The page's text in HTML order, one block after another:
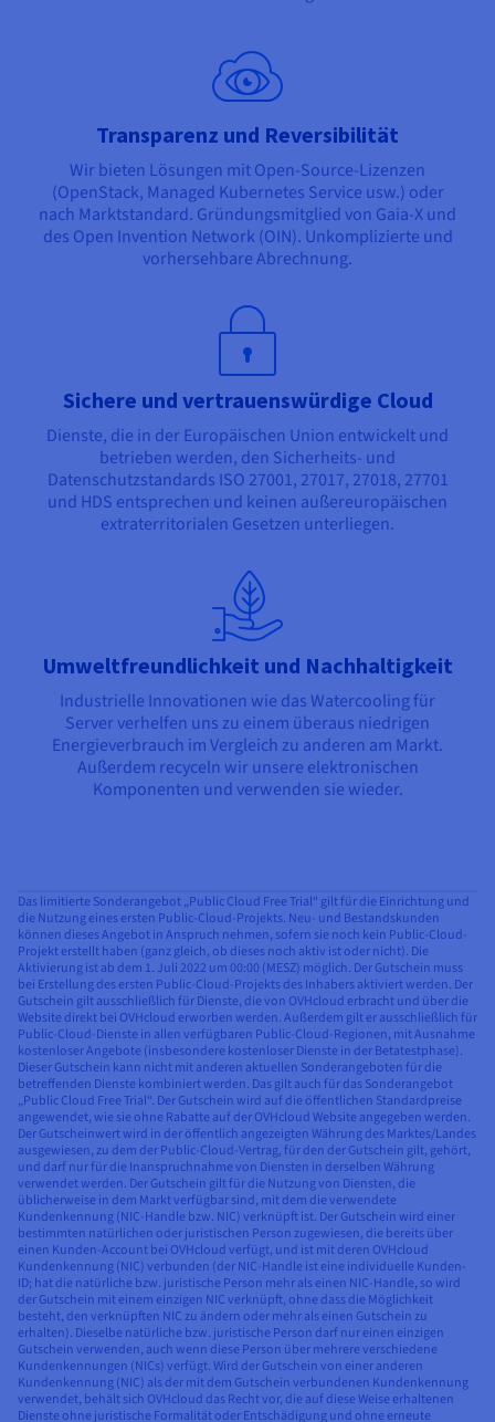
Transparenz und Reversibilität
Wir bieten Lösungen mit Open-Source-Lizenzen
(OpenStack, Managed Kubernetes Service usw.) oder
nach Marktstandard. Gründungsmitglied von Gaia-X und
des Open Invention Network (OIN). Unkomplizierte und
vorhersehbare Abrechnung.
Sichere und vertrauenswürdige Cloud
Dienste, die in der Europäischen Union entwickelt und
betrieben werden, den Sicherheits- und
Datenschutzstandards ISO 27001, 27017, 27018, 27701
und HDS entsprechen und keinen außereuropäischen
extraterritorialen Gesetzen unterliegen.
Umweltfreundlichkeit und Nachhaltigkeit
Industrielle Innovationen wie das Watercooling für
Server verhelfen uns zu einem überaus niedrigen
Energieverbrauch im Vergleich zu anderen am Markt.
Außerdem recyceln wir unsere elektronischen
Komponenten und verwenden sie wieder.
Das limitierte Sonderangebot „Public Cloud Free Trial“ gilt für die Einrichtung und
die Nutzung eines ersten Public-Cloud-Projekts. Neu- und Bestandskunden
können dieses Angebot in Anspruch nehmen, sofern sie noch kein Public-Cloud-
Projekt erstellt haben (ganz gleich, ob dieses noch aktiv ist oder nicht). Die
Aktivierung ist ab dem 1. Juli 2022 um 00:00 (MESZ) möglich. Der Gutschein muss
bei Erstellung des ersten Public-Cloud-Projekts des Inhabers aktiviert werden. Der
Gutschein gilt ausschließlich für Dienste, die von OVHcloud erbracht und über die
Website direkt bei OVHcloud erworben werden. Außerdem gilt er ausschließlich für
Public-Cloud-Dienste in allen verfügbaren Public-Cloud-Regionen, mit Ausnahme
kostenloser Angebote (insbesondere kostenloser Dienste in der Betatestphase).
Dieser Gutschein kann nicht mit anderen aktuellen Sonderangeboten für die
betreffenden Dienste kombiniert werden. Das gilt auch für das Sonderangebot
„Public Cloud Free Trial“. Der Gutschein wird auf die öffentlichen Standardpreise
angewendet, wie sie ohne Rabatte auf der OVHcloud Website angegeben werden.
Der Gutscheinwert wird in der öffentlich angezeigten Währung des Marktes/Landes
ausgewiesen, zu dem der Public-Cloud-Vertrag, für den der Gutschein gilt, gehört,
und darf nur für die Inanspruchnahme von Diensten in derselben Währung
verwendet werden. Der Gutschein gilt für die Nutzung von Diensten, die
üblicherweise in dem Markt verfügbar sind, mit dem die verwendete
Kundenkennung (NIC-Handle bzw. NIC) verknüpft ist. Der Gutschein wird einer
bestimmten natürlichen oder juristischen Person zugewiesen, die bereits über
einen Kunden-Account bei OVHcloud verfügt, und ist mit deren OVHcloud
Kundenkennung (NIC) verbunden (der NIC-Handle ist eine individuelle Kunden-
ID; hat die natürliche bzw. juristische Person mehr als einen NIC-Handle, so wird
der Gutschein mit einem einzigen NIC verknüpft, ohne dass die Möglichkeit
besteht, den verknüpften NIC zu ändern oder mehr als einen Gutschein zu
erhalten). Dieselbe natürliche bzw. juristische Person darf nur einen einzigen
Gutschein verwenden, auch wenn diese Person über mehrere verschiedene
Kundenkennungen (NICs) verfügt. Wird der Gutschein von einer anderen
Kundenkennung (NIC) als der mit dem Gutschein verbundenen Kundenkennung
verwendet, behält sich OVHcloud das Recht vor, die auf diese Weise erhaltenen
Dienste ohne juristische Formalität oder Entschädigung und ohne erneute